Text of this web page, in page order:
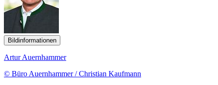
Bildinformationen
Artur Auernhammer
© Büro Auernhammer / Christian Kaufmann